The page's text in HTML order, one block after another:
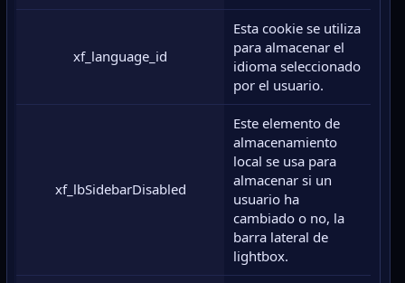
xf_language_id
Esta cookie se utiliza
para almacenar el
idioma seleccionado
por el usuario.
xf_lbSidebarDisabled
Este elemento de
almacenamiento
local se usa para
almacenar si un
usuario ha
cambiado o no, la
barra lateral de
lightbox.